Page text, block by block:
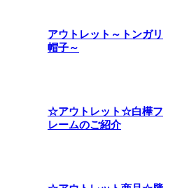
アウトレット～トンガリ
帽子～
☆アウトレット☆白樺フ
レームのご紹介